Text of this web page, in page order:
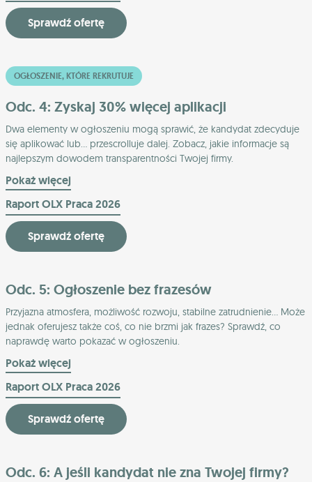
Sprawdź ofertę
OGŁOSZENIE, KTÓRE REKRUTUJE
Odc. 4: Zyskaj 30% więcej aplikacji
Dwa elementy w ogłoszeniu mogą sprawić, że kandydat zdecyduje
się aplikować lub... przescrolluje dalej. Zobacz, jakie informacje są
najlepszym dowodem transparentności Twojej firmy.
Pokaż więcej
Raport OLX Praca 2026
Sprawdź ofertę
Odc. 5: Ogłoszenie bez frazesów
Przyjazna atmosfera, możliwość rozwoju, stabilne zatrudnienie… Może
jednak oferujesz także coś, co nie brzmi jak frazes? Sprawdź, co
naprawdę warto pokazać w ogłoszeniu.
Pokaż więcej
Raport OLX Praca 2026
Sprawdź ofertę
Odc. 6: A jeśli kandydat nie zna Twojej firmy?